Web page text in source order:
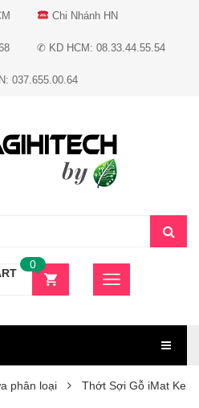
Chi Nhánh HN
✆ KD HCM: 08.33.44.55.54
037.655.00.64
0
phân loại Thớt Sợi Gỗ iMat